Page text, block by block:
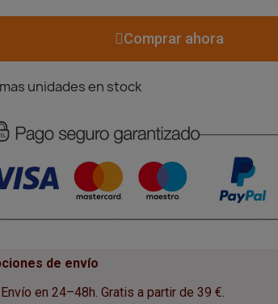
Comprar ahora
unidades en stock
de envío
en 24–48h. Gratis a partir de 39 €.